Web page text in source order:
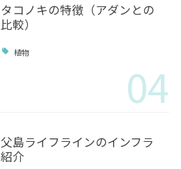
タコノキの特徴（アダンとの
比較）
植物
04
父島ライフラインのインフラ
紹介